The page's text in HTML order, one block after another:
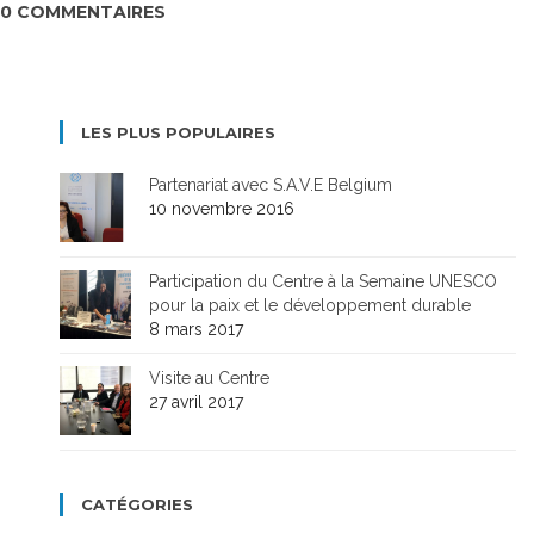
0 COMMENTAIRES
LES PLUS POPULAIRES
Partenariat avec S.A.V.E Belgium
10 novembre 2016
Participation du Centre à la Semaine UNESCO
pour la paix et le développement durable
8 mars 2017
Visite au Centre
27 avril 2017
CATÉGORIES